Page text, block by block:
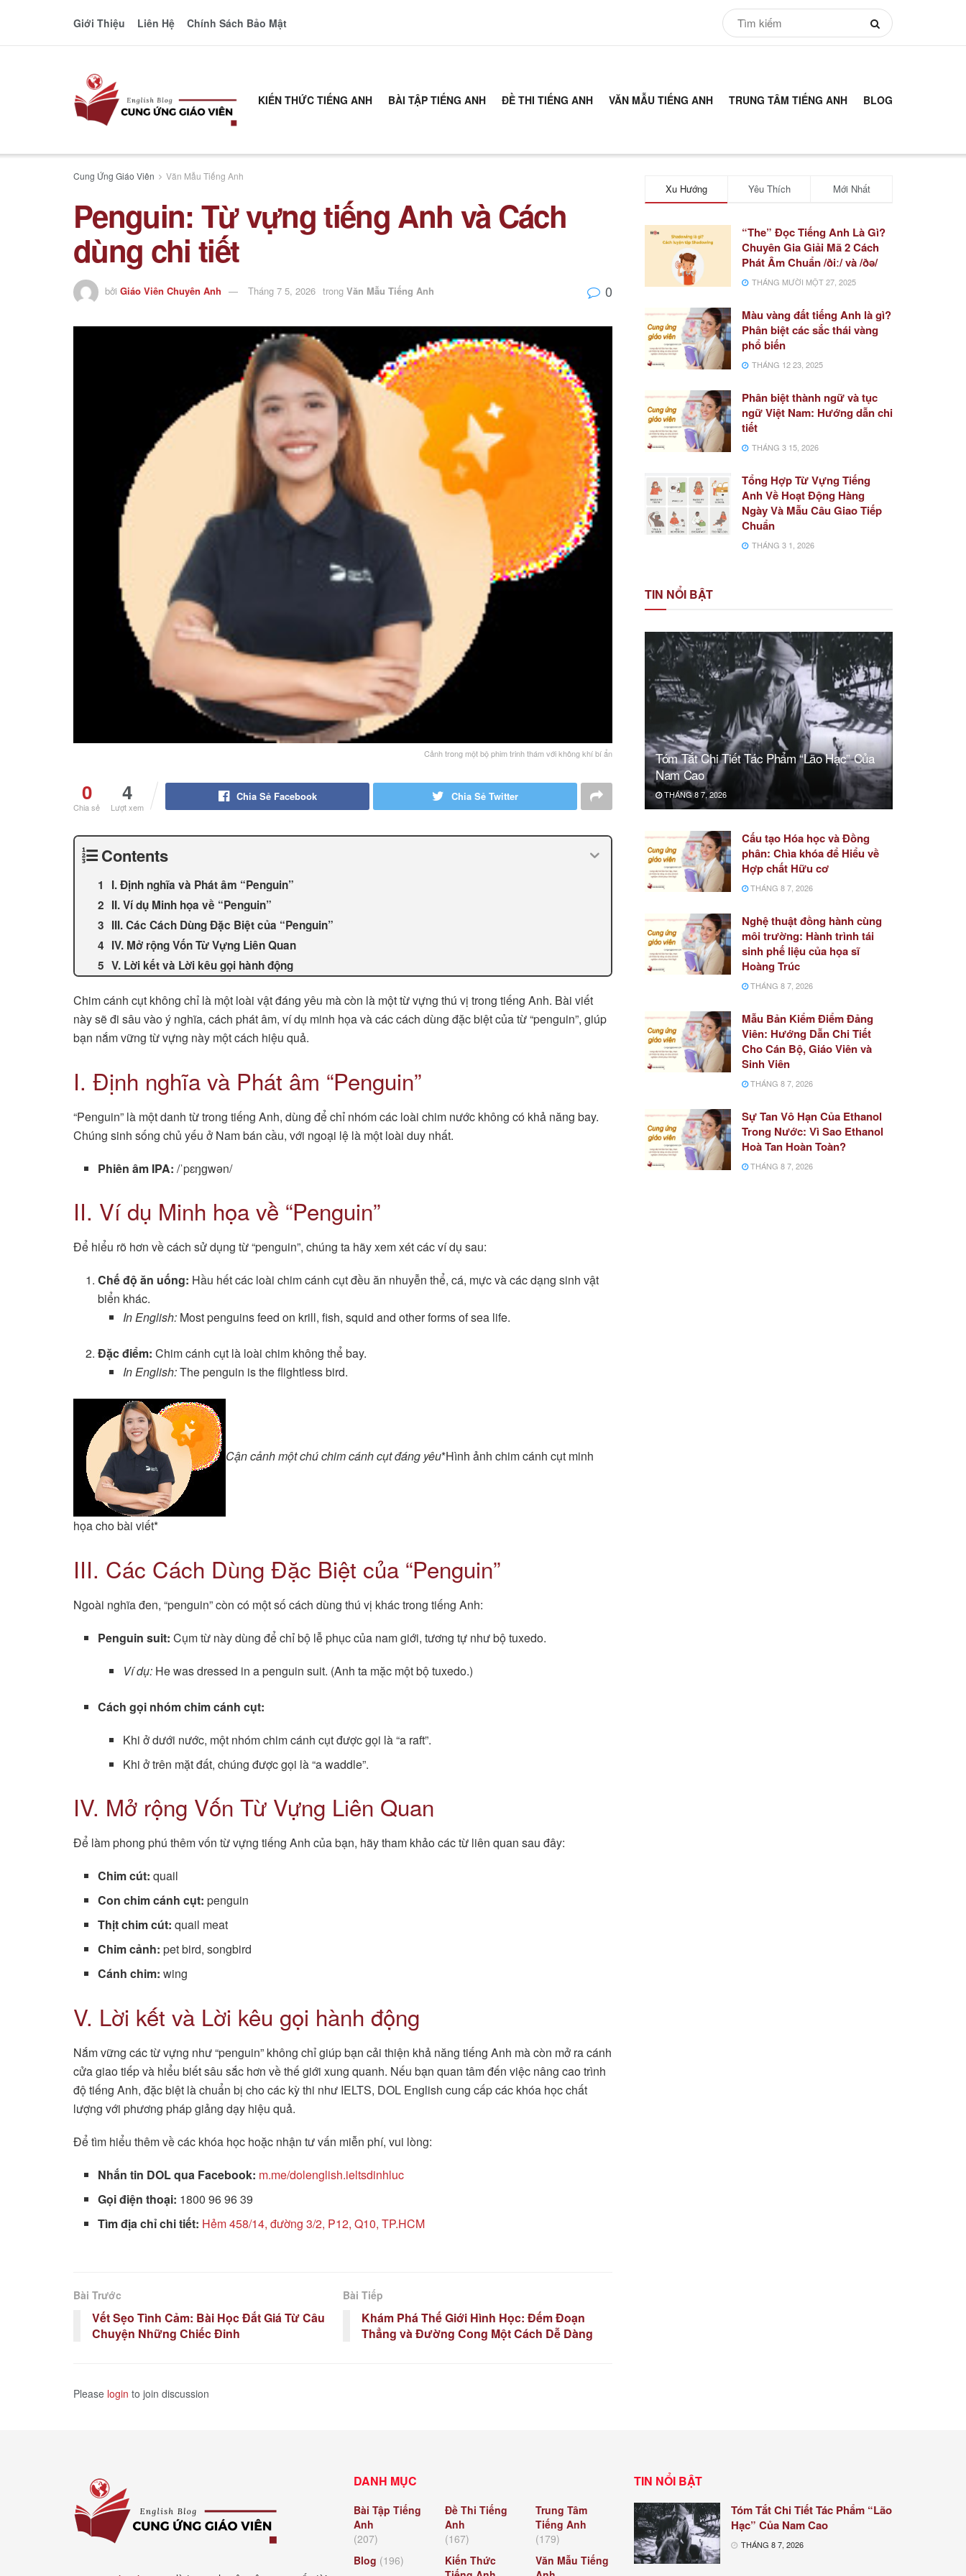
Giới Thiệu Liên Hệ Chính Sách Bảo Mật
KIẾN THỨC TIẾNG ANH BÀI TẬP TIẾNG ANH ĐỀ THI TIẾNG ANH VĂN MẪU TIẾNG ANH TRUNG TÂM TIẾNG ANH BLOG
Cung Ứng Giáo Viên Văn Mẫu Tiếng Anh
Penguin: Từ vựng tiếng Anh và Cách
dùng chi tiết
bởi Giáo Viên Chuyên Anh Tháng 7 5, 2026 trong Văn Mẫu Tiếng Anh 0
Cảnh trong một bộ phim trinh thám với không khí bí ẩn
0
Chia sẻ
4
Lượt xem
Chia Sẻ Facebook Chia Sẻ Twitter
Contents
I. Định nghĩa và Phát âm “Penguin”
II. Ví dụ Minh họa về “Penguin”
III. Các Cách Dùng Đặc Biệt của “Penguin”
IV. Mở rộng Vốn Từ Vựng Liên Quan
V. Lời kết và Lời kêu gọi hành động
Chim cánh cụt không chỉ là một loài vật đáng yêu mà còn là một từ vựng thú vị trong tiếng Anh. Bài viết
này sẽ đi sâu vào ý nghĩa, cách phát âm, ví dụ minh họa và các cách dùng đặc biệt của từ “penguin”, giúp
bạn nắm vững từ vựng này một cách hiệu quả.
I. Định nghĩa và Phát âm “Penguin”
“Penguin” là một danh từ trong tiếng Anh, dùng để chỉ nhóm các loài chim nước không có khả năng bay.
Chúng sinh sống chủ yếu ở Nam bán cầu, với ngoại lệ là một loài duy nhất.
Phiên âm IPA: /ˈpɛŋɡwən/
II. Ví dụ Minh họa về “Penguin”
Để hiểu rõ hơn về cách sử dụng từ “penguin”, chúng ta hãy xem xét các ví dụ sau:
Chế độ ăn uống: Hầu hết các loài chim cánh cụt đều ăn nhuyễn thể, cá, mực và các dạng sinh vật
biển khác.
In English:Most penguins feed on krill, fish, squid and other forms of sea life.
Đặc điểm: Chim cánh cụt là loài chim không thể bay.
In English:The penguin is the flightless bird.
Cận cảnh một chú chim cánh cụt đáng yêu*Hình ảnh chim cánh cụt minh
họa cho bài viết*
III. Các Cách Dùng Đặc Biệt của “Penguin”
Ngoài nghĩa đen, “penguin” còn có một số cách dùng thú vị khác trong tiếng Anh:
Penguin suit: Cụm từ này dùng để chỉ bộ lễ phục của nam giới, tương tự như bộ tuxedo.
Ví dụ:He was dressed in a penguin suit. (Anh ta mặc một bộ tuxedo.)
Cách gọi nhóm chim cánh cụt:
Khi ở dưới nước, một nhóm chim cánh cụt được gọi là “a raft”.
Khi ở trên mặt đất, chúng được gọi là “a waddle”.
IV. Mở rộng Vốn Từ Vựng Liên Quan
Để làm phong phú thêm vốn từ vựng tiếng Anh của bạn, hãy tham khảo các từ liên quan sau đây:
Chim cút: quail
Con chim cánh cụt: penguin
Thịt chim cút: quail meat
Chim cảnh: pet bird, songbird
Cánh chim: wing
V. Lời kết và Lời kêu gọi hành động
Nắm vững các từ vựng như “penguin” không chỉ giúp bạn cải thiện khả năng tiếng Anh mà còn mở ra cánh
cửa giao tiếp và hiểu biết sâu sắc hơn về thế giới xung quanh. Nếu bạn quan tâm đến việc nâng cao trình
độ tiếng Anh, đặc biệt là chuẩn bị cho các kỳ thi như IELTS, DOL English cung cấp các khóa học chất
lượng với phương pháp giảng dạy hiệu quả.
Để tìm hiểu thêm về các khóa học hoặc nhận tư vấn miễn phí, vui lòng:
Nhắn tin DOL qua Facebook: m.me/dolenglish.ieltsdinhluc
Gọi điện thoại: 1800 96 96 39
Tìm địa chỉ chi tiết: Hẻm 458/14, đường 3/2, P12, Q10, TP.HCM
Bài Trước
Vết Sẹo Tình Cảm: Bài Học Đắt Giá Từ Câu
Chuyện Những Chiếc Đinh
Bài Tiếp
Khám Phá Thế Giới Hình Học: Đếm Đoạn
Thẳng và Đường Cong Một Cách Dễ Dàng
Please login to join discussion
Xu Hướng Yêu Thích Mới Nhất
“The” Đọc Tiếng Anh Là Gì?
Chuyên Gia Giải Mã 2 Cách
Phát Âm Chuẩn /ðiː/ và /ðə/
THÁNG MƯỜI MỘT 27, 2025
Màu vàng đất tiếng Anh là gì?
Phân biệt các sắc thái vàng
phổ biến
THÁNG 12 23, 2025
Phân biệt thành ngữ và tục
ngữ Việt Nam: Hướng dẫn chi
tiết
THÁNG 3 15, 2026
Tổng Hợp Từ Vựng Tiếng
Anh Về Hoạt Động Hàng
Ngày Và Mẫu Câu Giao Tiếp
Chuẩn
THÁNG 3 1, 2026
TIN NỔI BẬT
Tóm Tắt Chi Tiết Tác Phẩm “Lão Hạc” Của
Nam Cao
THÁNG 8 7, 2026
Cấu tạo Hóa học và Đồng
phân: Chìa khóa để Hiểu về
Hợp chất Hữu cơ
THÁNG 8 7, 2026
Nghệ thuật đồng hành cùng
môi trường: Hành trình tái
sinh phế liệu của họa sĩ
Hoàng Trúc
THÁNG 8 7, 2026
Mẫu Bản Kiểm Điểm Đảng
Viên: Hướng Dẫn Chi Tiết
Cho Cán Bộ, Giáo Viên và
Sinh Viên
THÁNG 8 7, 2026
Sự Tan Vô Hạn Của Ethanol
Trong Nước: Vì Sao Ethanol
Hoà Tan Hoàn Toàn?
THÁNG 8 7, 2026
DANH MỤC
Bài Tập Tiếng
Anh
(207)
Blog (196)
Đề Thi Tiếng
Anh
(167)
Kiến Thức
Trung Tâm
Tiếng Anh
(179)
Văn Mẫu Tiếng
TIN NỔI BẬT
Tóm Tắt Chi Tiết Tác Phẩm “Lão
Hạc” Của Nam Cao
THÁNG 8 7, 2026